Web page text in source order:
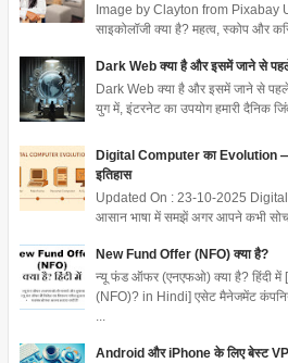
Image by Clayton from Pixabay
साइकोलॉजी क्या है? महत्व, स्कोप और
Dark Web क्या है और इसमें जाने से
Dark Web क्या है और इसमें जाने से
युग में, इंटरनेट का उपयोग हमारी दैनिक
Digital Computer का Evolution —
इतिहास
Updated On : 23-10-2025
आसान भाषा में समझें अगर आपने कभी
New Fund Offer (NFO) क्या है?
न्यू फंड ऑफर (एनएफओ) क्या है? हिंदी
(NFO)? in Hindi] एसेट मैनेजमेंट
Android और iPhone के लिए बेस्ट